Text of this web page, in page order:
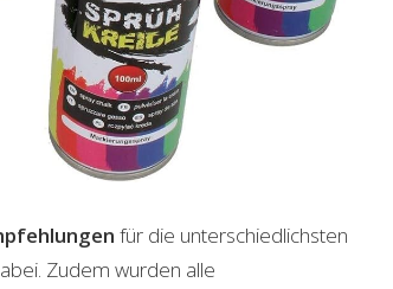
für die unterschiedlichsten
Zudem wurden alle